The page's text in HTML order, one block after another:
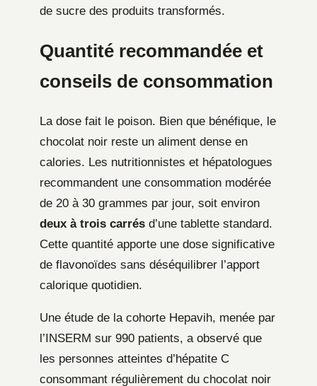
de sucre des produits transformés.
Quantité recommandée et
conseils de consommation
La dose fait le poison. Bien que bénéfique, le
chocolat noir reste un aliment dense en
calories. Les nutritionnistes et hépatologues
recommandent une consommation modérée
de 20 à 30 grammes par jour, soit environ
deux à trois carrés d’une tablette standard.
Cette quantité apporte une dose significative
de flavonoïdes sans déséquilibrer l’apport
calorique quotidien.
Une étude de la cohorte Hepavih, menée par
l’INSERM sur 990 patients, a observé que
les personnes atteintes d’hépatite C
consommant régulièrement du chocolat noir